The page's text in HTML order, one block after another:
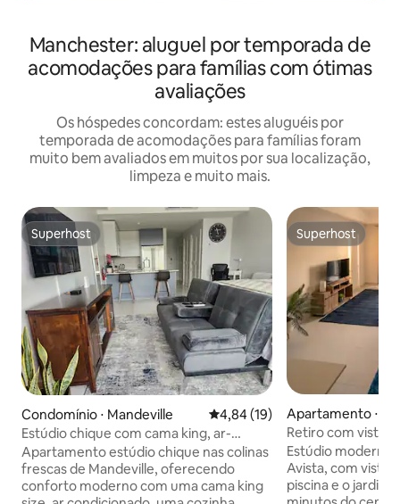
Manchester: aluguel por temporada de
acomodações para famílias com ótimas
avaliações
Os hóspedes concordam: estes aluguéis por
temporada de acomodações para famílias foram
muito bem avaliados em muitos por sua localização,
limpeza e muito mais.
Superhost
Superhost
Condomínio ⋅ Mandeville 4,84 de uma avaliação média
4,84 (19)
Estúdio chique com cama king, ar-
condicionado, piscina + academia
Apartamento estúdio chique nas colinas
frescas de Mandeville, oferecendo
conforto moderno com uma cama king
Superhost
Superhost
Apartamento ⋅
Retiro com vista
5 minutos da
Estúdio moderno
Avista, com vistas
piscina e o jardim